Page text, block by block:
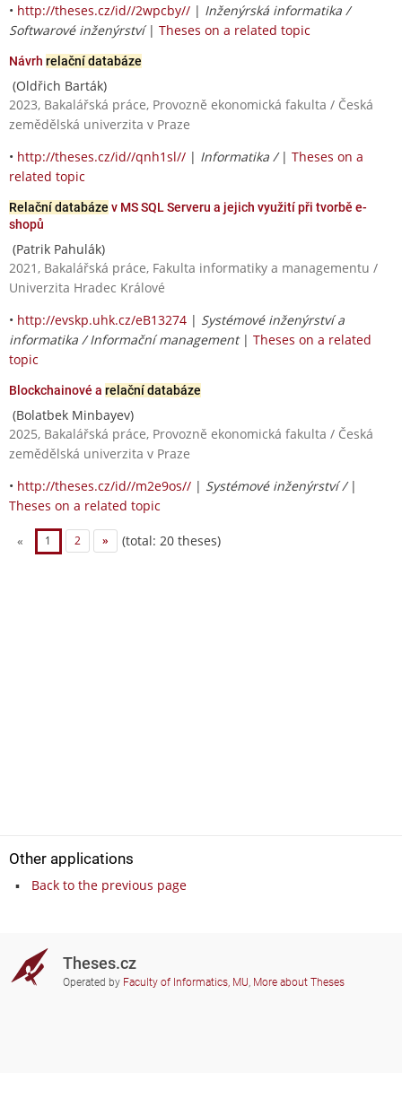
• http://theses.cz/id//2wpcby// | Inženýrská informatika /
Softwarové inženýrství| Theses on a related topic
Návrh relační databáze
(Oldřich Barták)
2023, Bakalářská práce, Provozně ekonomická fakulta / Česká
zemědělská univerzita v Praze
• http://theses.cz/id//qnh1sl// | Informatika / | Theses on a
related topic
Relační databáze v MS SQL Serveru a jejich využití při tvorbě e-
shopů
(Patrik Pahulák)
2021, Bakalářská práce, Fakulta informatiky a managementu /
Univerzita Hradec Králové
• http://evskp.uhk.cz/eB13274 | Systémové inženýrství a
informatika / Informační management| Theses on a related
topic
Blockchainové a relační databáze
(Bolatbek Minbayev)
2025, Bakalářská práce, Provozně ekonomická fakulta / Česká
zemědělská univerzita v Praze
• http://theses.cz/id//m2e9os// | Systémové inženýrství / |
Theses on a related topic
« 1 2 » (total: 20 theses)
Other applications
Back to the previous page
Theses.cz
Operated by Faculty of Informatics, MU, More about Theses